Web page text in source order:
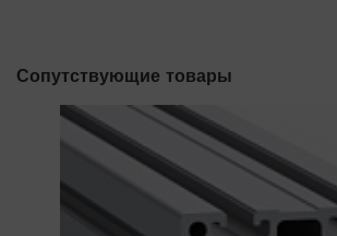
Сопутствующие товары